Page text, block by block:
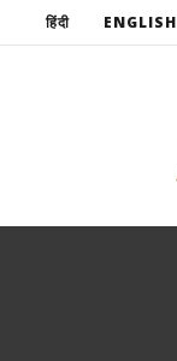
हिंदी ENGLISH